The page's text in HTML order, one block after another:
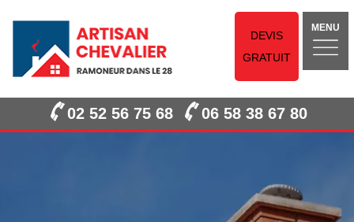
DEVIS
GRATUIT
MENU
02 52 56 75 68 06 58 38 67 80